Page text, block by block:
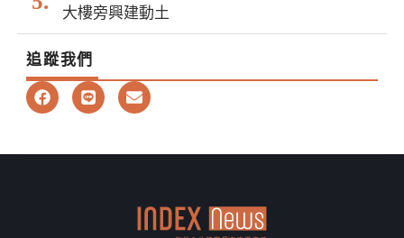
大樓旁興建動土
追蹤我們
F
a
b
L
i
E
n
l